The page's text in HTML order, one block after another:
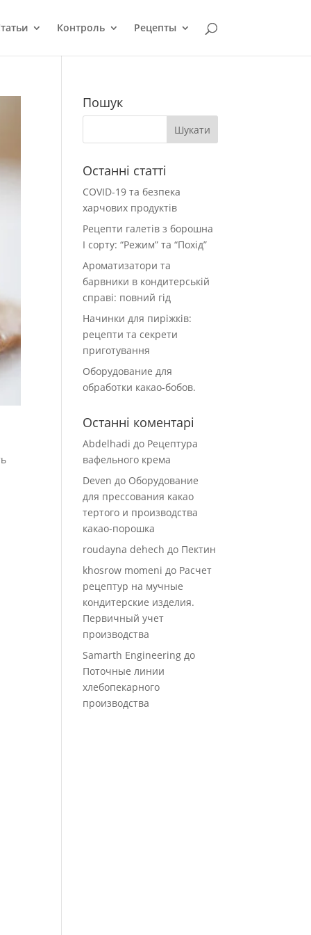
Контроль Рецепты
Пошук
Останні статті
COVID-19 та безпека
харчових продуктів
Рецепти галетів з борошна
І сорту: “Режим” та “Похід”
Ароматизатори та
барвники в кондитерській
справі: повний гід
Начинки для пиріжків:
рецепти та секрети
приготування
Оборудование для
обработки какао-бобов.
Останні коментарі
Abdelhadi до Рецептура
вафельного крема
Deven до Оборудование
для прессования какао
тертого и производства
какао-порошка
roudayna dehech до Пектин
khosrow momeni до Расчет
рецептур на мучные
кондитерские изделия.
Первичный учет
производства
Samarth Engineering до
Поточные линии
хлебопекарного
производства